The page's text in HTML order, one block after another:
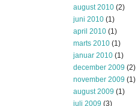
august 2010 (2)
juni 2010 (1)
april 2010 (1)
marts 2010 (1)
januar 2010 (1)
december 2009 (2)
november 2009 (1)
august 2009 (1)
juli 2009 (3)